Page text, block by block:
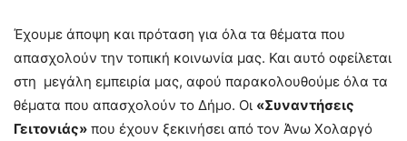
Έχουμε άποψη και πρόταση για όλα τα θέματα που
απασχολούν την τοπική κοινωνία μας. Και αυτό οφείλεται
στη μεγάλη εμπειρία μας, αφού παρακολουθούμε όλα τα
θέματα που απασχολούν το Δήμο. Οι «Συναντήσεις
Γειτονιάς» που έχουν ξεκινήσει από τον Άνω Χολαργό